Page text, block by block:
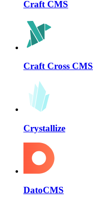
Craft CMS
Craft Cross CMS
Crystallize
DatoCMS